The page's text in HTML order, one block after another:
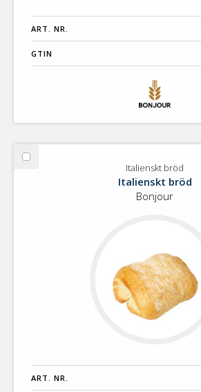
ART. NR.
GTIN
Välj
Italienskt bröd
Italienskt bröd
Bonjour
ART. NR.